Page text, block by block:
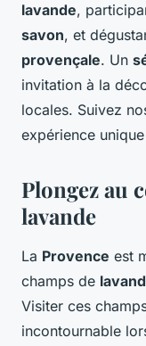
lavande,
savon, et
provençale. Un
invitation à la
locales. Suivez
expérience
Plongez au
lavande
La Provence est
champs de
Visiter ces
incontournable